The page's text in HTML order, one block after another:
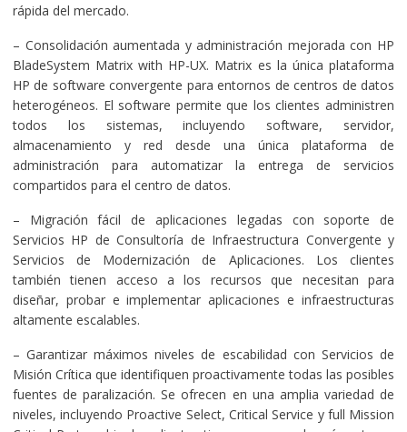
rápida del mercado.
– Consolidación aumentada y administración mejorada con HP
BladeSystem Matrix with HP-UX. Matrix es la única plataforma
HP de software convergente para entornos de centros de datos
heterogéneos. El software permite que los clientes administren
todos los sistemas, incluyendo software, servidor,
almacenamiento y red desde una única plataforma de
administración para automatizar la entrega de servicios
compartidos para el centro de datos.
– Migración fácil de aplicaciones legadas con soporte de
Servicios HP de Consultoría de Infraestructura Convergente y
Servicios de Modernización de Aplicaciones. Los clientes
también tienen acceso a los recursos que necesitan para
diseñar, probar e implementar aplicaciones e infraestructuras
altamente escalables.
– Garantizar máximos niveles de escabilidad con Servicios de
Misión Crítica que identifiquen proactivamente todas las posibles
fuentes de paralización. Se ofrecen en una amplia variedad de
niveles, incluyendo Proactive Select, Critical Service y full Mission